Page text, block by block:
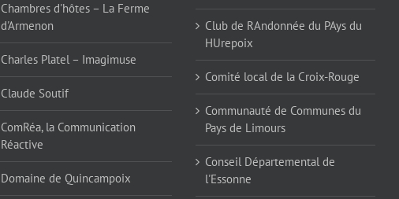
Chambres d'hôtes – La Ferme
d'Armenon
Charles Platel – Imagimuse
Claude Soutif
ComRéa, la Communication
Réactive
Domaine de Quincampoix
Club de RAndonnée du PAys du
HUrepoix
Comité local de la Croix-Rouge
Communauté de Communes du
Pays de Limours
Conseil Départemental de
l'Essonne